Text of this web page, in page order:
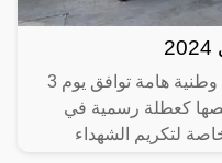
يوم الشهيد الإماراتي هو مناسبة وطنية هامة توافق يوم 3
كعطلة رسمية في
لتكريم الشهداء